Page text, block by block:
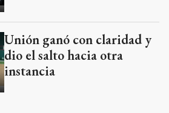
Unión ganó con claridad y
dio el salto hacia otra
instancia